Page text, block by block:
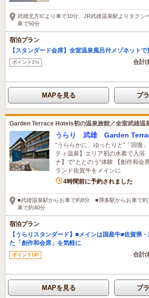
武雄北方ICより車で10分、JR武雄温泉駅よりタクシ
車で50分
宿泊プラン
【スタンダード会席】全室温泉風呂付メゾネット
ポイント2% 合計(
MAPを見る プ
Garden Terrace Hotels初の温泉旅館／全室武雄温
うらり 武雄 Garden
“うららかに、ゆったりと”「回復
ティ温泉】エリア初の水着で入浴
ナ】で“ととのう”体験 【創作和会
ランド佐賀牛をメインに
1名がこの宿を見ています
4時間前に予約されました
■武雄温泉駅からお車で約8分 ■博多駅からお車で
車で約40分
宿泊プラン
【うらりスタンダード】■メインは国産牛■佐賀県
た「創作和会席」を気軽に
ポイントUP 合計(
MAPを見る プ